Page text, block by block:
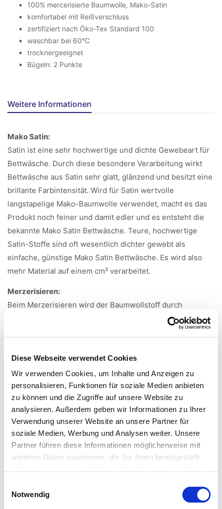
Diese Webseite verwendet Cookies
Wir verwenden Cookies, um Inhalte und Anzeigen zu
personalisieren, Funktionen für soziale Medien anbieten
zu können und die Zugriffe auf unsere Website zu
analysieren. Außerdem geben wir Informationen zu Ihrer
Verwendung unserer Website an unsere Partner für
soziale Medien, Werbung und Analysen weiter. Unsere
Partner führen diese Informationen möglicherweise mit
weiteren Daten zusammen, die Sie ihnen bereitgestellt
Notwendig
100% mercerisierte Baumwolle, Mako-Satin
komfortabel mit Reißverschluss
zertifiziert nach Öko-Tex Standard 100
waschbar bei 60°C
trocknergeeignet
Bügeln: 2 Punkte
Weitere Informationen
Mako Satin:
Satin ist eine sehr hochwertige und dichte Gewebeart für
Bettwäsche. Durch diese besondere Verarbeitung wirkt
Bettwäsche aus Satin sehr glatt, glänzend und besitzt eine
brillante Farbintensität. Wird für Satin wertvolle
langstapelige Mako-Baumwolle verwendet, macht es das
Produkt noch feiner und damit edler und es entsteht die
bekannte Mako Satin Bettwäsche. Teure, hochwertige
Satin-Stoffe sind oft wesentlich dichter gewebt als
einfache, günstige Mako Satin Bettwäsche. Es wird also
mehr Material auf einem cm² verarbeitet.
Merzerisieren:
Beim Merzerisieren wird der Baumwollstoff durch
Natronlauge veredelt. Die Fasern quellen und runden sich,
Bettwäsche aus merzerisierter Baumwolle bestechen
besonders durch ihren tollen Glanz.
Größenhinweise einfarbige Bettwäsche Colours:
Garnituren in der Größe 200x200, 200x220 und 240x220
werden mit einer Wäschefalte im oberen Drittel gefertigt.
Garnituren in der Größe 200x220: Breite = 200, Länge =
220. D. h. der Reißverschluss befindet sich auf der Breite
von 200cm.
220. D. h. der Reißverschluss befindet sich auf der Breite
von 240cm.